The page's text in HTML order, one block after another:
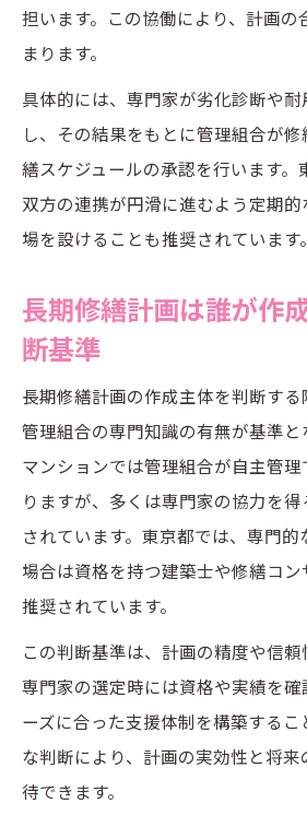
担います。この協働により、計画の
まります。
具体的には、専門家が劣化診断や
し、その結果をもとに管理組合が
繕スケジュールの承認を行います。
双方の連携が円滑に進むよう定期
場を設けることも推奨されています。
長期修繕計画は誰が作
断基準
長期修繕計画の作成主体を判断す
管理組合の専門知識の有無が基準
マンションでは管理組合が自主管
りますが、多くは専門家の協力を
されています。東京都では、専門
場合は資格を持つ建築士や修繕コ
推奨されています。
この判断基準は、計画の精度や信頼
専門家の選定時には資格や実績を
ーズに合った支援体制を構築するこ
な判断により、計画の実効性と将
待できます。